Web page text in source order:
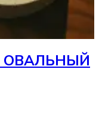
ОВАЛЬНЫЙ